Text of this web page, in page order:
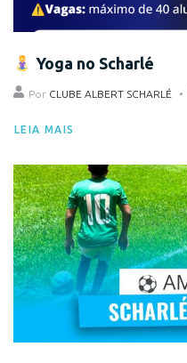
Yoga no Scharlé
Por CLUBE ALBERT SCHARLÉ
LEIA MAIS
Eventos